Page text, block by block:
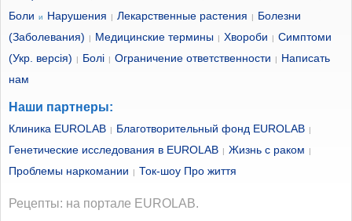
Боли и Нарушения Лекарственные растения
Болезни
(Заболевания)
Медицинские термины Хвороби
Симптоми
(Укр. версія)
Болі Ограничение ответственности
Написать
нам
Наши партнеры:
Клиника EUROLAB Благотворительный фонд EUROLAB
Генетические исследования в EUROLAB Жизнь с раком
Проблемы наркомании Ток-шоу Про життя
Рецепты: на портале EUROLAB.